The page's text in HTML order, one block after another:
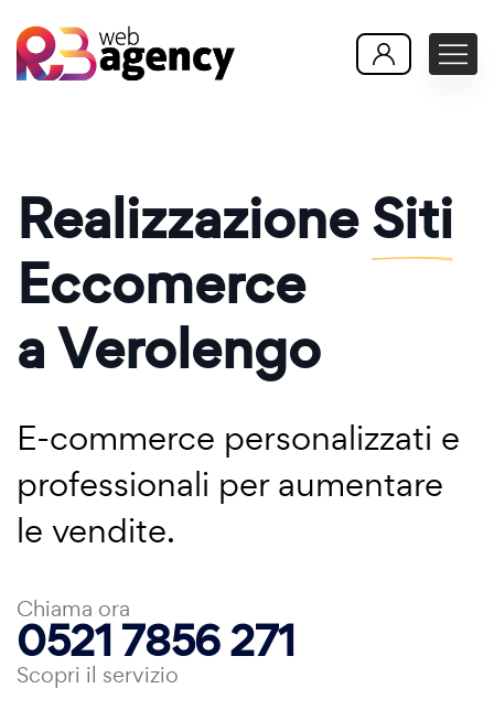
RealizzazioneSiti
Eccomerce
a Verolengo
E-commerce personalizzati e
professionali per aumentare
le vendite.
Chiama ora
0521 7856 271
Scopri il servizio